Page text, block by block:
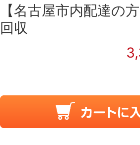
【名古屋市内配達の
回収